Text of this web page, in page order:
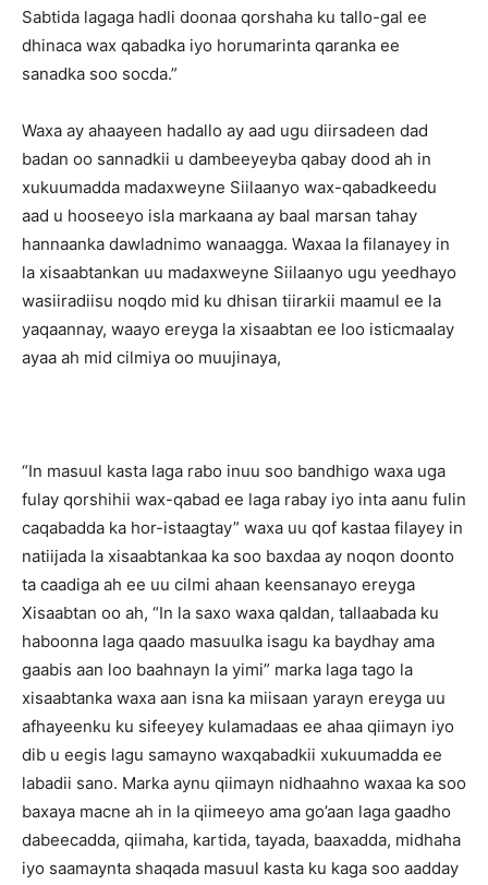
Sabtida lagaga hadli doonaa qorshaha ku tallo-gal ee
dhinaca wax qabadka iyo horumarinta qaranka ee
sanadka soo socda.”
Waxa ay ahaayeen hadallo ay aad ugu diirsadeen dad
badan oo sannadkii u dambeeyeyba qabay dood ah in
xukuumadda madaxweyne Siilaanyo wax-qabadkeedu
aad u hooseeyo isla markaana ay baal marsan tahay
hannaanka dawladnimo wanaagga. Waxaa la filanayey in
la xisaabtankan uu madaxweyne Siilaanyo ugu yeedhayo
wasiiradiisu noqdo mid ku dhisan tiirarkii maamul ee la
yaqaannay, waayo ereyga la xisaabtan ee loo isticmaalay
ayaa ah mid cilmiya oo muujinaya,
“In masuul kasta laga rabo inuu soo bandhigo waxa uga
fulay qorshihii wax-qabad ee laga rabay iyo inta aanu fulin
caqabadda ka hor-istaagtay” waxa uu qof kastaa filayey in
natiijada la xisaabtankaa ka soo baxdaa ay noqon doonto
ta caadiga ah ee uu cilmi ahaan keensanayo ereyga
Xisaabtan oo ah, “In la saxo waxa qaldan, tallaabada ku
haboonna laga qaado masuulka isagu ka baydhay ama
gaabis aan loo baahnayn la yimi” marka laga tago la
xisaabtanka waxa aan isna ka miisaan yarayn ereyga uu
afhayeenku ku sifeeyey kulamadaas ee ahaa qiimayn iyo
dib u eegis lagu samayno waxqabadkii xukuumadda ee
labadii sano. Marka aynu qiimayn nidhaahno waxaa ka soo
baxaya macne ah in la qiimeeyo ama go’aan laga gaadho
dabeecadda, qiimaha, kartida, tayada, baaxadda, midhaha
iyo saamaynta shaqada masuul kasta ku kaga soo aadday